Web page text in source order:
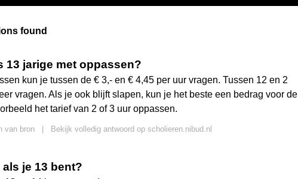
found
13 jarige met oppassen?
kun je tussen de € 3,- en € 4,45 per uur vragen. Tussen 12 en 2
vragen. Als je ook blijft slapen, kun je het beste een bedrag voor de
het tarief van 2 of 3 uur oppassen.
van bron Bekijk volledig antwoord op scholieren.nibud.nl
je 13 bent?